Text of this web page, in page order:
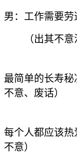
男：工作需要劳
（出其不意
最简单的长寿
不意、废话）
每个人都应该
不意）